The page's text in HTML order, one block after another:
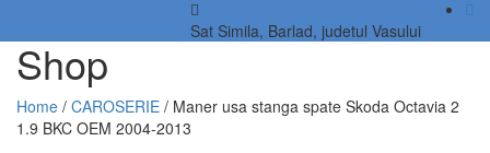
Sat Simila, Barlad, judetul Vasului
Shop
Home / CAROSERIE / Maner usa stanga spate Skoda Octavia 2
1.9 BKC OEM 2004-2013